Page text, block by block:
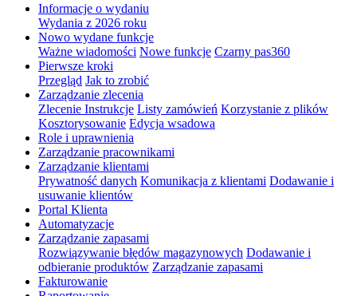
Informacje o wydaniu
Wydania z 2026 roku
Nowo wydane funkcje
Ważne wiadomości Nowe funkcje Czarny pas360
Pierwsze kroki
Przegląd Jak to zrobić
Zarządzanie zlecenia
Zlecenie Instrukcje Listy zamówień Korzystanie z plików
Kosztorysowanie Edycja wsadowa
Role i uprawnienia
Zarządzanie pracownikami
Zarządzanie klientami
Prywatność danych Komunikacja z klientami Dodawanie i
usuwanie klientów
Portal Klienta
Automatyzacje
Zarządzanie zapasami
Rozwiązywanie błędów magazynowych Dodawanie i
odbieranie produktów Zarządzanie zapasami
Fakturowanie